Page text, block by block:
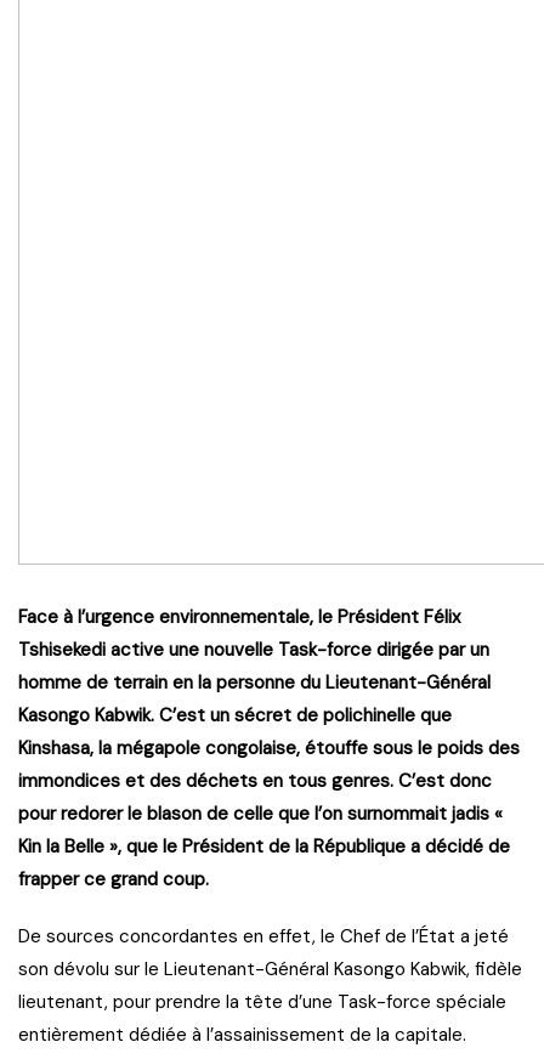
Face à l’urgence environnementale, le Président Félix
Tshisekedi active une nouvelle Task-force dirigée par un
homme de terrain en la personne du Lieutenant-Général
Kasongo Kabwik. C’est un sécret de polichinelle que
Kinshasa, la mégapole congolaise, étouffe sous le poids des
immondices et des déchets en tous genres. C’est donc
pour redorer le blason de celle que l’on surnommait jadis «
Kin la Belle », que le Président de la République a décidé de
frapper ce grand coup.
De sources concordantes en effet, le Chef de l’État a jeté
son dévolu sur le Lieutenant-Général Kasongo Kabwik, fidèle
lieutenant, pour prendre la tête d’une Task-force spéciale
entièrement dédiée à l’assainissement de la capitale.